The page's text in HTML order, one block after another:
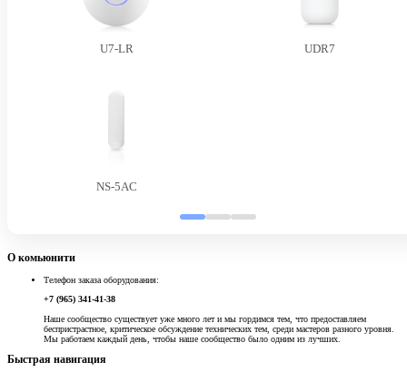
U7-LR UDR7
NS-5AC
О комьюнити
Телефон заказа оборудования:
+7 (965) 341-41-38
Наше сообщество существует уже много лет и мы гордимся тем, что предоставляем
беспристрастное, критическое обсуждение технических тем, среди мастеров разного уровня.
Мы работаем каждый день, чтобы наше сообщество было одним из лучших.
Быстрая навигация